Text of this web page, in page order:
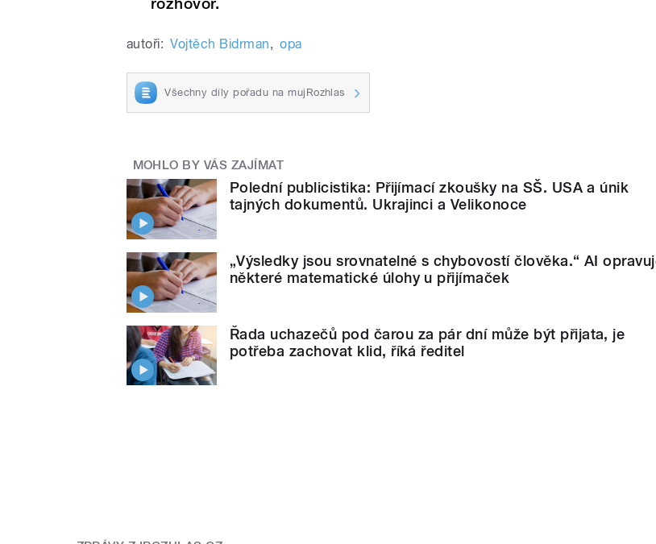
autoři: Vojtěch Bidrman, opa
Všechny díly pořadu na mujRozhlas
MOHLO BY VÁS ZAJÍMAT
Polední publicistika: Přijímací zkoušky na SŠ. USA a únik
tajných dokumentů. Ukrajinci a Velikonoce
„Výsledky jsou srovnatelné s chybovostí člověka.“ AI
některé matematické úlohy u přijímaček
Řada uchazečů pod čarou za pár dní může být přijata, je
potřeba zachovat klid, říká ředitel